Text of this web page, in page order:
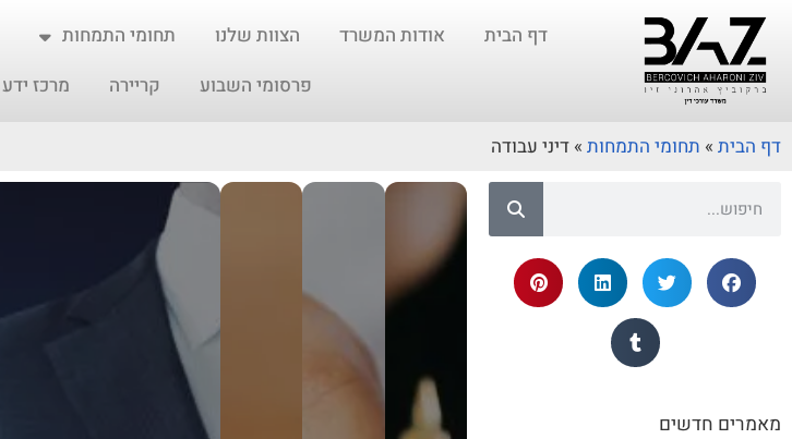
דף הבית אודות המשרד הצוות שלנו תחומי התמחות
פרסומי השבוע
קריירה מרכז ידע
דף הבית » תחומי התמחות » דיני עבודה
מאמרים חדשים